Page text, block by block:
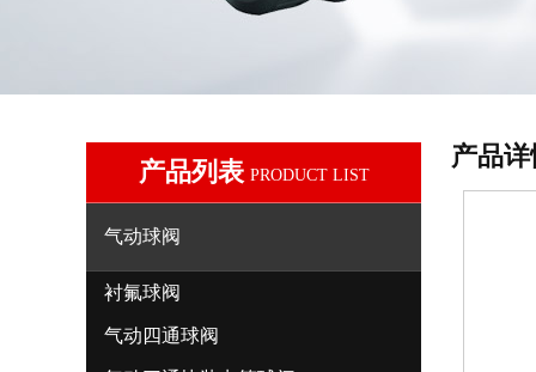
产品列表 PRODUCT LIST
气动球阀
衬氟球阀
气动四通球阀
产品